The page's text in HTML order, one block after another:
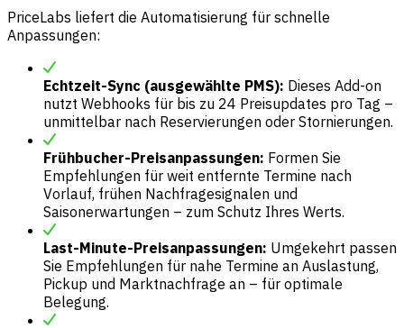
PriceLabs liefert die Automatisierung für schnelle
Anpassungen:
Echtzeit-Sync (ausgewählte PMS): Dieses Add-on
nutzt Webhooks für bis zu 24 Preisupdates pro Tag –
unmittelbar nach Reservierungen oder Stornierungen.
Frühbucher-Preisanpassungen: Formen Sie
Empfehlungen für weit entfernte Termine nach
Vorlauf, frühen Nachfragesignalen und
Saisonerwartungen – zum Schutz Ihres Werts.
Last-Minute-Preisanpassungen: Umgekehrt passen
Sie Empfehlungen für nahe Termine an Auslastung,
Pickup und Marktnachfrage an – für optimale
Belegung.